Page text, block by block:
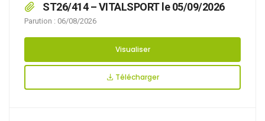
ST26/414 – VITALSPORT le 05/09/2026
Parution : 06/08/2026
Visualiser
Télécharger